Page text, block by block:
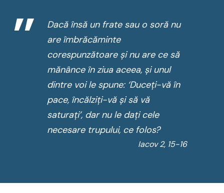
”
Dacă însă un frate sau o soră nu
are îmbrăcăminte
corespunzătoare și nu are ce să
mănânce în ziua aceea, și unul
dintre voi le spune: ‘Duceți-vă în
pace, încălziți-vă și să vă
saturați’, dar nu le dați cele
necesare trupului, ce folos?
Iacov 2, 15-16